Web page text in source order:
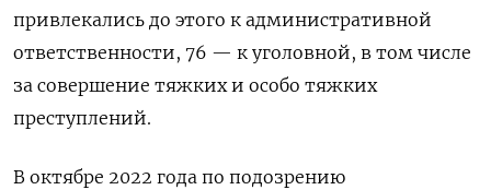
привлекались до этого к административной
ответственности, 76 — к уголовной, в том числе
за совершение тяжких и особо тяжких
преступлений.
В октябре 2022 года по подозрению